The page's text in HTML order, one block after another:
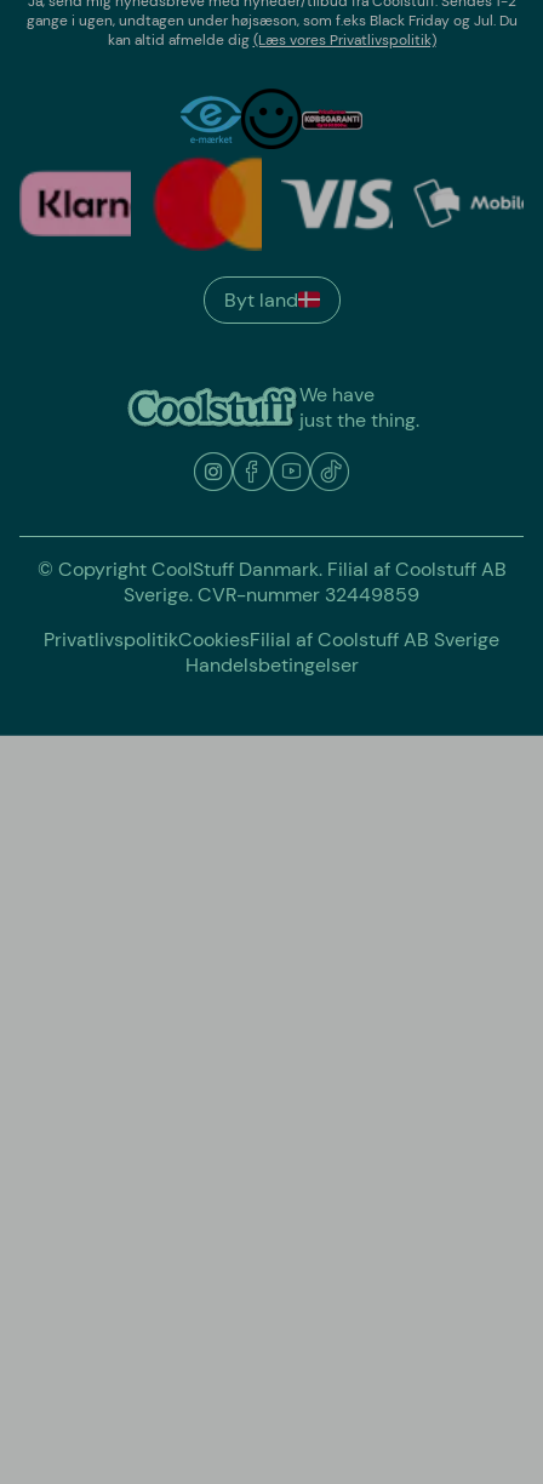
gange i ugen,undtagen under højsæson, som f.eks Black Friday og Jul. Du
kan altid afmelde dig(Læs vores Privatlivspolitik)
We have
just the thing.
Byt land
© Copyright CoolStuff Danmark. Filial af Coolstuff AB
Sverige. CVR-nummer 32449859
PrivatlivspolitikCookiesFilial af Coolstuff AB Sverige
Handelsbetingelser